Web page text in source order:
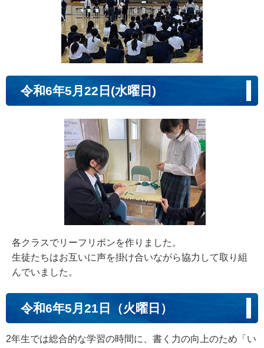
令和6年5月22日(水曜日)
各クラスでリーフリボンを作りました。
生徒たちはお互いに声を掛け合いながら協力して取り組
んでいました。
令和6年5月21日（火曜日）
2年生では総合的な学習の時間に、書く力の向上のため「い